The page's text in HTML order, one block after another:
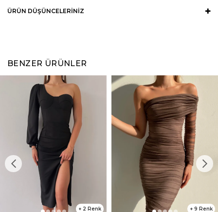
ÜRÜN DÜŞÜNCELERINIZ
BENZER ÜRÜNLER
2 9